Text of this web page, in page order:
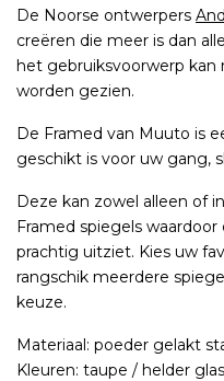
De Noorse ontwerpers
creëren die meer is dan
het gebruiksvoorwerp kan
worden gezien.
De Framed van Muuto is
geschikt is voor uw gang,
Deze kan zowel alleen of
Framed spiegels
prachtig uitziet. Kies uw
rangschik meerdere
keuze.
Materiaal: poeder gelakt
Kleuren: taupe / helder glas